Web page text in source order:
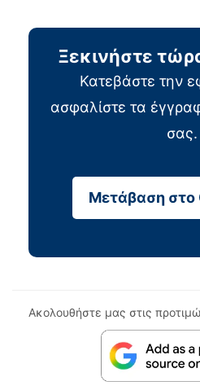
Ξεκινήστε
Κατεβάστε την
ασφαλίστε τα
σας.
Μετάβαση στο
Ακολουθήστε μας στις